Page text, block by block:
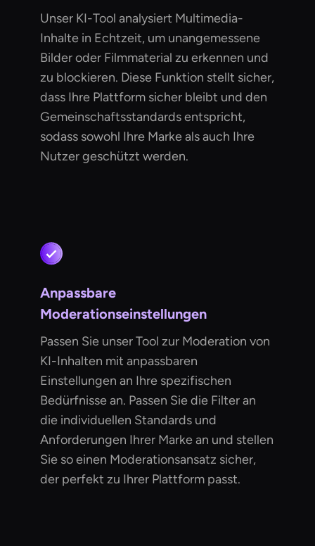
Unser KI-Tool analysiert Multimedia-
Inhalte in Echtzeit, um unangemessene
Bilder oder Filmmaterial zu erkennen und
zu blockieren. Diese Funktion stellt sicher,
dass Ihre Plattform sicher bleibt und den
Gemeinschaftsstandards entspricht,
sodass sowohl Ihre Marke als auch Ihre
Nutzer geschützt werden.
Anpassbare
Moderationseinstellungen
Passen Sie unser Tool zur Moderation von
KI-Inhalten mit anpassbaren
Einstellungen an Ihre spezifischen
Bedürfnisse an. Passen Sie die Filter an
die individuellen Standards und
Anforderungen Ihrer Marke an und stellen
Sie so einen Moderationsansatz sicher,
der perfekt zu Ihrer Plattform passt.